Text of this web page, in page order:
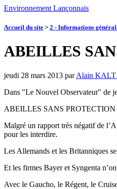
Environnement Lançonnais
Accueil du site > 2 - Informations
ABEILLES
jeudi 28 mars 2013 parAlain KALT
Dans "Le Nouvel Observateur" de
ABEILLES SANS PROTECTION
Malgré un rapport très négatif de
pour les interdire.
Les Allemands et les Britanniques
Et les firmes Bayer et Syngenta
Avec le Gaucho, le Régent, le